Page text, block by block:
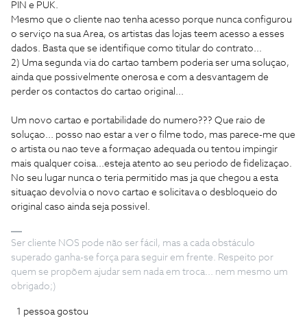
PIN e PUK.
Mesmo que o cliente nao tenha acesso porque nunca configurou
o serviço na sua Area, os artistas das lojas teem acesso a esses
dados. Basta que se identifique como titular do contrato...
2) Uma segunda via do cartao tambem poderia ser uma soluçao,
ainda que possivelmente onerosa e com a desvantagem de
perder os contactos do cartao original...
Um novo cartao e portabilidade do numero??? Que raio de
soluçao... posso nao estar a ver o filme todo, mas parece-me que
o artista ou nao teve a formaçao adequada ou tentou impingir
mais qualquer coisa...esteja atento ao seu periodo de fidelizaçao.
No seu lugar nunca o teria permitido mas ja que chegou a esta
situaçao devolvia o novo cartao e solicitava o desbloqueio do
original caso ainda seja possivel.
Ser cliente NOS pode não ser fácil, mas a cada obstáculo
superado ganha-se força para seguir em frente. Respeito por
quem se propõem ajudar sem nada em troca... nem mesmo um
obrigado;)
1 pessoa gostou